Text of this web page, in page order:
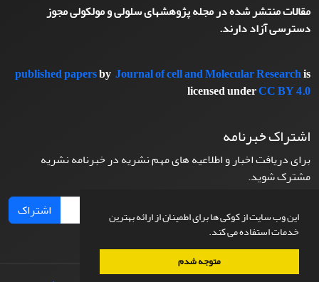
این وب سایت از کوکی ها برای اطمینان از ارائه بهترین
خدمات استفاده می کند.
متوجه شدم
مقالات منتشر شده در مجله پژوهشهای سلولی و مولکولی مجوز
دسترسی آزاد دارند.
published papersby Journal of cell and Molecular Researchis
licensed underCC BY 4.0
اشتراک خبرنامه
برای دریافت اخبار و اطلاعیه های مهم نشریه در خبرنامه نشریه
مشترک شوید.
اشتراک